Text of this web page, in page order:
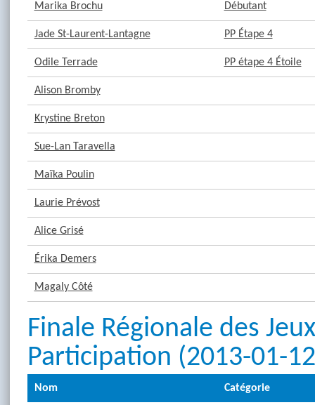
Marika Brochu Débutant
Jade St-Laurent-Lantagne PP Étape 4
Odile Terrade PP étape 4 Étoile
Alison Bromby
Krystine Breton
Sue-Lan Taravella
Maïka Poulin
Laurie Prévost
Alice Grisé
Érika Demers
Magaly Côté
Finale Régionale des
Participation (2013-01-
Nom Catégorie